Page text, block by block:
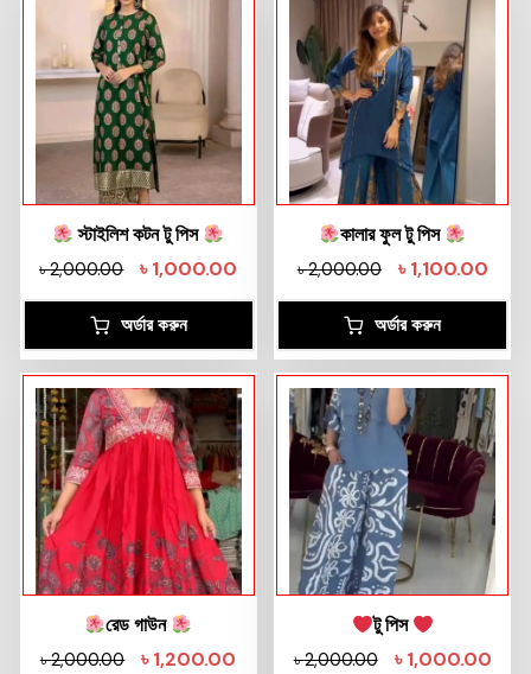
স্টাইলিশ কটন টু পিস
৳2,000.00 ৳1,000.00
অর্ডার করুন
কালার ফুল টু পিস
৳2,000.00 ৳1,100.00
অর্ডার করুন
রেড গাউন
৳2,000.00 ৳1,200.00
টু পিস
৳2,000.00 ৳1,000.00